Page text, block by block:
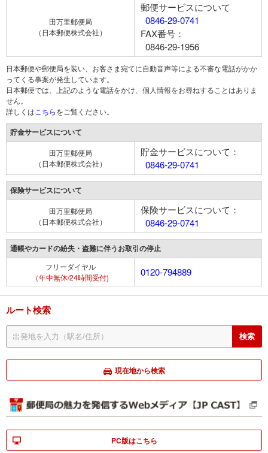
田万里郵便局
（日本郵便株式会社）
郵便サービスについて
0846-29-0741
FAX番号：
0846-29-1956
日本郵便や郵便局を装い、お客さま宛てに自動音声等による不審な電話がかか
ってくる事案が発生しています。
日本郵便では、上記のような電話をかけ、個人情報をお尋ねすることはありま
せん。
詳しくは こちらをご覧ください。
貯金サービスについて
田万里郵便局
（日本郵便株式会社）
貯金サービスについて：
0846-29-0741
保険サービスについて
田万里郵便局
（日本郵便株式会社）
保険サービスについて：
0846-29-0741
通帳やカードの紛失・盗難に伴うお取引の停止
フリーダイヤル
（年中無休/24時間受付)
0120-794889
ルート検索
現在地から検索
PC版はこちら